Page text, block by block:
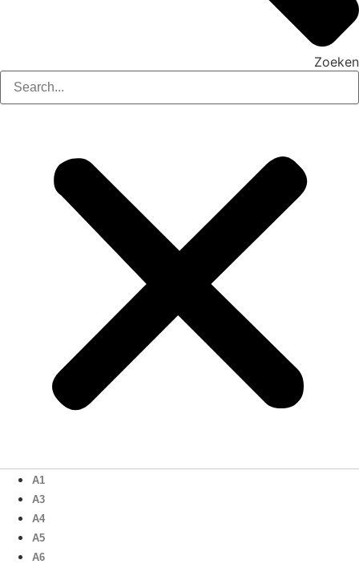
Zoeken
A1
A3
A4
A5
A6